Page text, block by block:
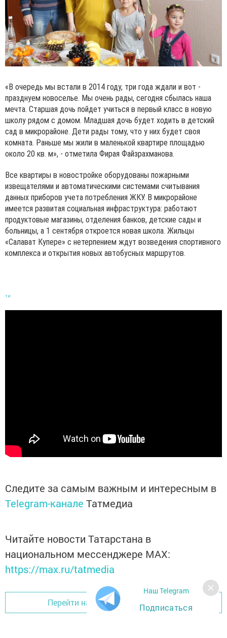
«В очередь мы встали в 2014 году, три года ждали и вот -
празднуем новоселье. Мы очень рады, сегодня сбылась наша
мечта. Старшая дочь пойдет учиться в первый класс в новую
школу рядом с домом. Младшая дочь будет ходить в детский
сад в микрорайоне. Дети рады тому, что у них будет своя
комната. Раньше мы жили в маленькой квартире площадью
около 20 кв. м», - отметила Фирая Файзрахманова.
Все квартиры в новостройке оборудованы пожарными
извещателями и автоматическими системами считывания
данных приборов учета потребления ЖКУ. В микрорайоне
имеется развитая социальная инфраструктура: работают
продуктовые магазины, отделения банков, детские сады и
больницы, а 1 сентября откроется новая школа. Жильцы
«Салават Купере» с нетерпением ждут возведения спортивного
комплекса и открытия новых автобусных маршрутов.
ТИ
Следите за самым важным и интересным в
Telegram-канале Татмедиа
Читайте новости Татарстана в
национальном мессенджере MАХ:
https://max.ru/tatmedia
Перейти на страницу новости
Наш Telegram
Подписаться